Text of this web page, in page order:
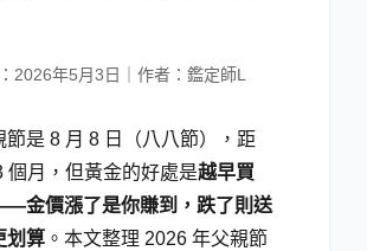
2026年5月3日 ｜作者：鑑定師L
節是 8 月 8 日（八八節），距
個月，但黃金的好處是越早買
金價漲了是你賺到，跌了則送
划算 。本文整理 2026 年父親節